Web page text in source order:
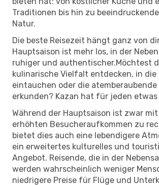
Traditionen bis hin zu
Natur.
Die beste Reisezeit hängt ganz von
Hauptsaison ist mehr los, in der
ruhiger und authentischer.Möchtest
kulinarische Vielfalt entdecken, in die
eintauchen oder die
erkunden? Kazan hat für jeden
Während der Hauptsaison ist zwar
erhöhten Besucheraufkommen zu
bietet dies auch eine lebendigere
ein erweitertes kulturelles und
Angebot. Reisende, die in der
werden wahrscheinlich weniger
niedrigere Preise für Flüge und